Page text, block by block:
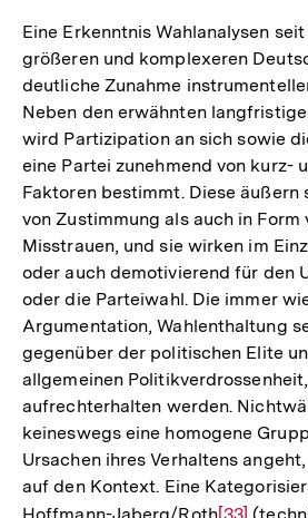
Eine Erkenntnis Wahlanalysen
größeren und komplexeren
deutliche Zunahme
Neben den erwähnten
wird Partizipation an sich sowie
eine Partei zunehmend von kurz-
Faktoren bestimmt. Diese äußern
von Zustimmung als auch in
Misstrauen, und sie wirken im
oder auch demotivierend für den
oder die Parteiwahl. Die immer
Argumentation, Wahlenthaltung
gegenüber der politischen Elite
allgemeinen
aufrechterhalten werden.
keineswegs eine homogene
Ursachen ihres Verhaltens
auf den Kontext. Eine
Hoffmann-Jaberg/RothZur
[33]